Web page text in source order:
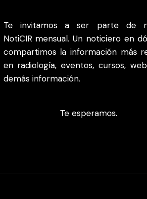
Te invitamos a ser parte de
NotiCIR mensual. Un noticiero en
compartimos la información más
en radiología, eventos, cursos,
demás información.
Te esperamos.